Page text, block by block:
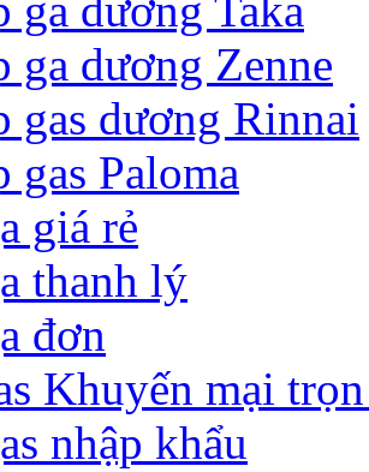
ga dương Zenne
gas dương Rinnai
gas Paloma
giá rẻ
thanh lý
đơn
Khuyến mại
nhập khẩu